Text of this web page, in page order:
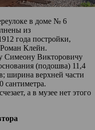
в доме № 6
из
года постройки,
Клейн.
Симеону Викторовичу
(подошва) 11,4
ширина верхней части
сантиметра.
а в музее нет этого